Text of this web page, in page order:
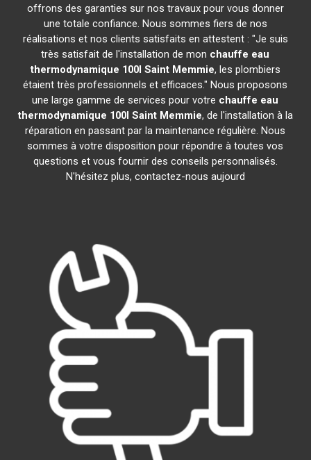
offrons des garanties sur nos travaux pour vous donner
une totale confiance. Nous sommes fiers de nos
réalisations et nos clients satisfaits en attestent : "Je suis
très satisfait de l'installation de mon chauffe eau
thermodynamique 100l Saint Memmie, les plombiers
étaient très professionnels et efficaces." Nous proposons
une large gamme de services pour votre chauffe eau
thermodynamique 100l Saint Memmie, de l'installation à la
réparation en passant par la maintenance régulière. Nous
sommes à votre disposition pour répondre à toutes vos
questions et vous fournir des conseils personnalisés.
N'hésitez plus, contactez-nous aujourd